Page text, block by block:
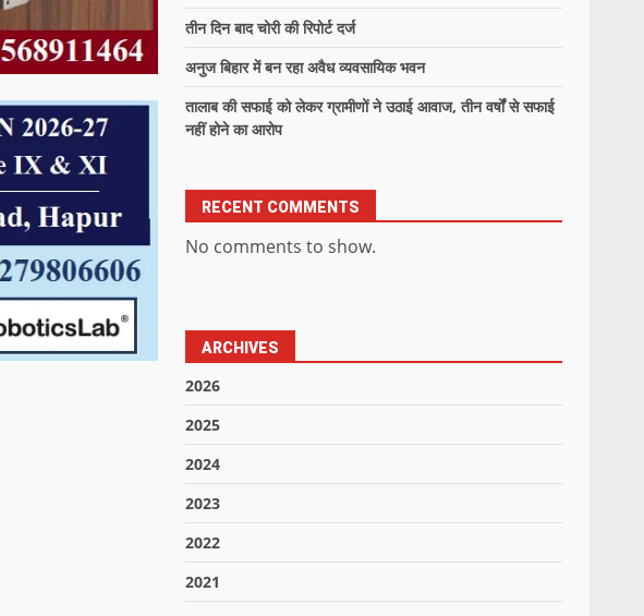
तीन दिन बाद चोरी की रिपोर्ट दर्ज
अनुज बिहार में बन रहा अवैध व्यवसायिक भवन
तालाब की सफाई को लेकर ग्रामीणों ने उठाई आवाज, तीन वर्षों से सफाई
नहीं होने का आरोप
RECENT COMMENTS
No comments to show.
ARCHIVES
2026
2025
2024
2023
2022
2021